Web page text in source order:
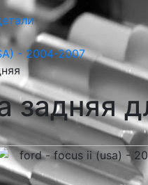
- 2004-2007
задняя